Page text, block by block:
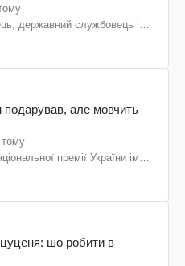
державний службовець і
але мовчить
тому
премії України ім.
шо робити в